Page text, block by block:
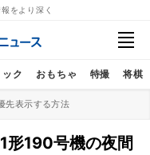
をより深く
ク おもちゃ 特撮 将棋
先表示する方法
形190号機の夜間